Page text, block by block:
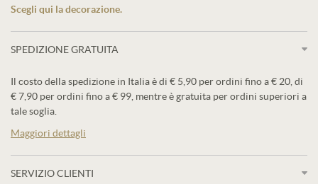
Scegli qui la decorazione.
SPEDIZIONE GRATUITA
Il costo della spedizione in Italia è di € 5,90 per ordini fino a € 20, di
€ 7,90 per ordini fino a € 99, mentre è gratuita per ordini superiori a
tale soglia.
Maggiori dettagli
SERVIZIO CLIENTI